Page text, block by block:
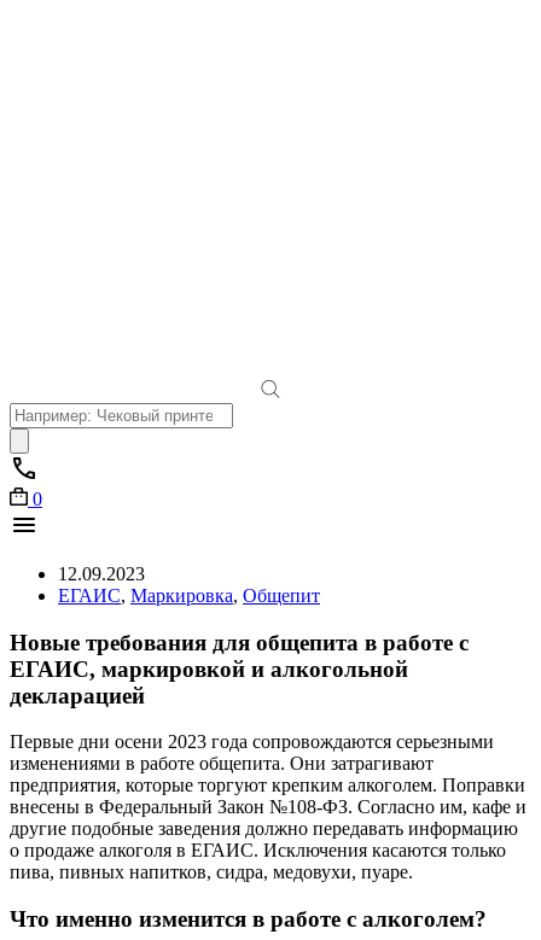
Поиск
товаров
0
12.09.2023
ЕГАИС, Маркировка, Общепит
Новые требования для общепита в работе с
ЕГАИС, маркировкой и алкогольной
декларацией
Первые дни осени 2023 года сопровождаются серьезными
изменениями в работе общепита. Они затрагивают
предприятия, которые торгуют крепким алкоголем. Поправки
внесены в Федеральный Закон №108-ФЗ. Согласно им, кафе и
другие подобные заведения должно передавать информацию
о продаже алкоголя в ЕГАИС. Исключения касаются только
пива, пивных напитков, сидра, медовухи, пуаре.
Что именно изменится в работе с алкоголем?